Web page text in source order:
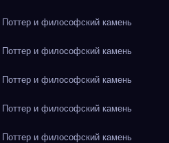
и философский камень
и философский камень
и философский камень
и философский камень
и философский камень